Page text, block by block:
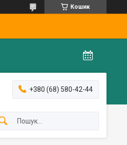
Кошик
+380 (68) 580-42-44